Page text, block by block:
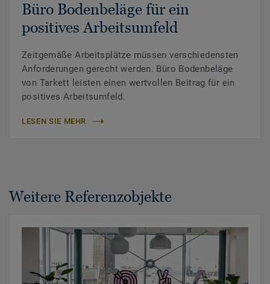
Büro Bodenbeläge für ein
positives Arbeitsumfeld
Zeitgemäße Arbeitsplätze müssen verschiedensten
Anforderungen gerecht werden. Büro Bodenbeläge
von Tarkett leisten einen wertvollen Beitrag für ein
positives Arbeitsumfeld.
LESEN SIE MEHR
Weitere Referenzobjekte